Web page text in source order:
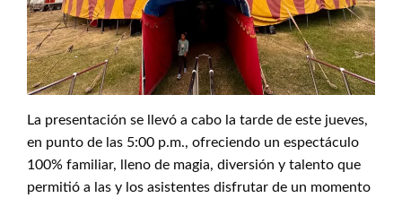
La presentación se llevó a cabo la tarde de este jueves,
en punto de las 5:00 p.m., ofreciendo un espectáculo
100% familiar, lleno de magia, diversión y talento que
permitió a las y los asistentes disfrutar de un momento